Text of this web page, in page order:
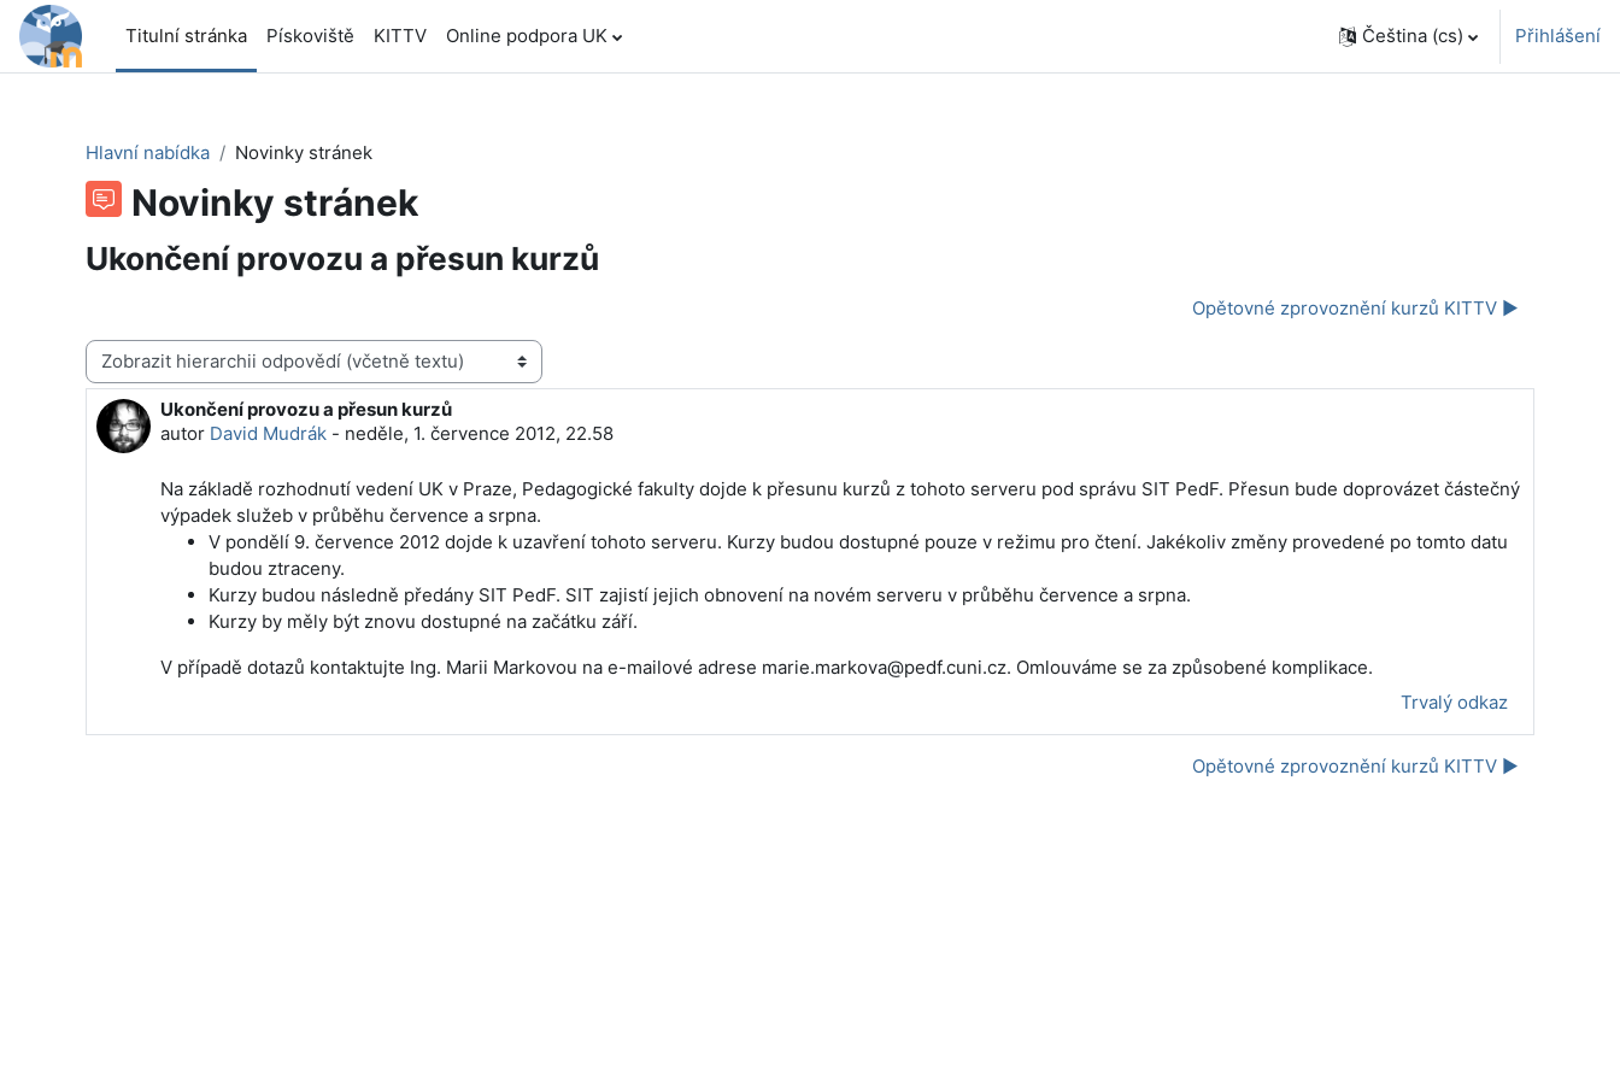
Přejít k hlavnímu obsahu
Titulní stránka
Pískoviště KITTV Online podpora UK Čeština ‎(cs)‎ Přihlášení
Hlavní nabídka Novinky stránek
Novinky stránek
Ukončení provozu a přesun kurzů
Opětovné zprovoznění kurzů KITTV ▶︎
Režim zobrazení
Ukončení provozu a přesun kurzů
autor David Mudrák - neděle, 1. července 2012, 22.58
Počet odpovědí: 0
Na základě rozhodnutí vedení UK v Praze, Pedagogické fakulty dojde k přesunu kurzů z tohoto serveru pod správu SIT PedF. Přesun bude doprovázet částečný
výpadek služeb v průběhu července a srpna.
V pondělí 9. července 2012 dojde k uzavření tohoto serveru. Kurzy budou dostupné pouze v režimu pro čtení. Jakékoliv změny provedené po tomto datu
budou ztraceny.
Kurzy budou následně předány SIT PedF. SIT zajistí jejich obnovení na novém serveru v průběhu července a srpna.
Kurzy by měly být znovu dostupné na začátku září.
V případě dotazů kontaktujte Ing. Marii Markovou na e-mailové adrese marie.markova@pedf.cuni.cz. Omlouváme se za způsobené komplikace.
Trvalý odkaz
Opětovné zprovoznění kurzů KITTV ▶︎